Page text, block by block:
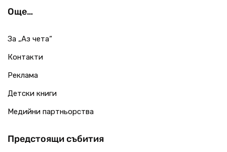
Още…
За „Аз чета“
Контакти
Реклама
Детски книги
Медийни партньорства
Предстоящи събития